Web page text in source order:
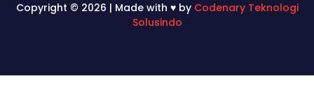
Copyright © 2026 | Made with ♥ by Codenary Teknologi
Solusindo